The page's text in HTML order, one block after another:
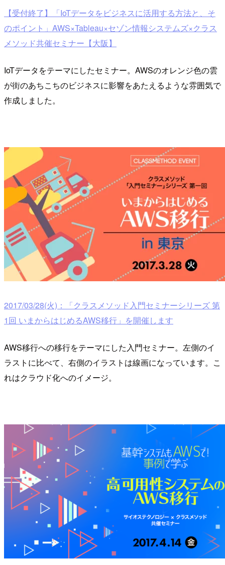
【受付終了】「IoTデータをビジネスに活用する方法と、そ
のポイント」AWS×Tableau×セゾン情報システムズ×クラス
メソッド共催セミナー【大阪】
IoTデータをテーマにしたセミナー。AWSのオレンジ色の雲
が街のあちこちのビジネスに影響をあたえるような雰囲気で
作成しました。
2017/03/28(火)：「クラスメソッド入門セミナーシリーズ 第
1回 いまからはじめるAWS移行」を開催します
AWS移行への移行をテーマにした入門セミナー。左側のイ
ラストに比べて、右側のイラストは線画になっています。こ
れはクラウド化へのイメージ。